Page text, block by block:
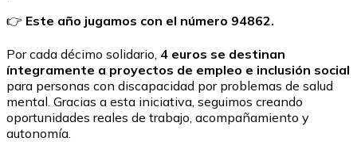
👉 Este año jugamos con el número 94862.
Por cada décimo solidario, 4 euros se destinan
íntegramente a proyectos de empleo e inclusión social
para personas con discapacidad por problemas de salud
mental. Gracias a esta iniciativa, seguimos creando
oportunidades reales de trabajo, acompañamiento y
autonomía.